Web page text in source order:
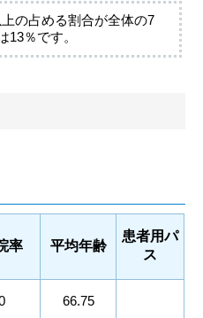
の占める割合が全体の7
％です。
率 平均年齢
患者用パ
ス
66.75